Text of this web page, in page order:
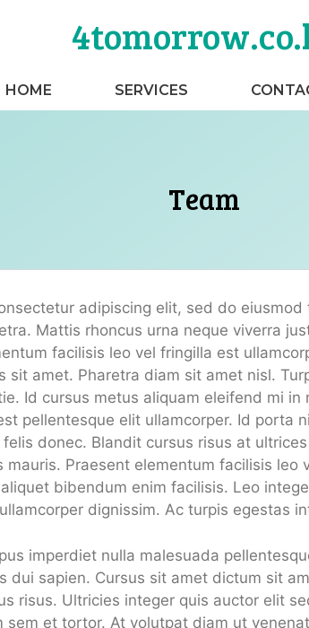
HOME SERVICES
Team
adipiscing elit, sed do
Mattis rhoncus urna neque viverra
facilisis leo vel fringilla est
sit amet. Pharetra diam sit amet nisl.
Id cursus metus aliquam eleifend mi
pellentesque elit ullamcorper. Id porta
donec. Blandit cursus risus at
Praesent elementum facilisis
bibendum enim facilisis. Leo
dignissim. Ac turpis egestas
imperdiet nulla malesuada
dui sapien. Cursus sit amet dictum sit
risus. Ultricies integer quis auctor elit
sem et tortor. At volutpat diam ut